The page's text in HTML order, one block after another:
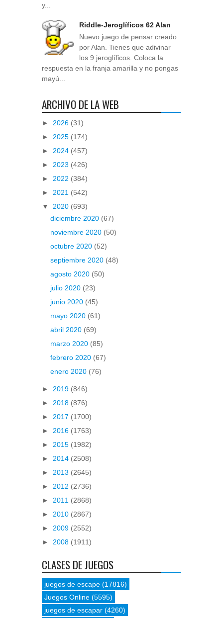
y...
Riddle-Jeroglíficos 62 Alan
Nuevo juego de pensar creado
por Alan. Tienes que adivinar
los 9 jeroglíficos. Coloca la
respuesta en la franja amarilla y no pongas
mayú...
ARCHIVO DE LA WEB
► 2026 (31)
► 2025 (174)
► 2024 (457)
► 2023 (426)
► 2022 (384)
► 2021 (542)
▼ 2020 (693)
diciembre 2020 (67)
noviembre 2020 (50)
octubre 2020 (52)
septiembre 2020 (48)
agosto 2020 (50)
julio 2020 (23)
junio 2020 (45)
mayo 2020 (61)
abril 2020 (69)
marzo 2020 (85)
febrero 2020 (67)
enero 2020 (76)
► 2019 (846)
► 2018 (876)
► 2017 (1700)
► 2016 (1763)
► 2015 (1982)
► 2014 (2508)
► 2013 (2645)
► 2012 (2736)
► 2011 (2868)
► 2010 (2867)
► 2009 (2552)
► 2008 (1911)
CLASES DE JUEGOS
juegos de escape (17816)
Juegos Online (5595)
juegos de escapar (4260)